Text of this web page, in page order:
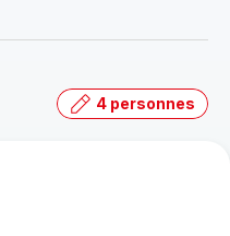
4 personnes